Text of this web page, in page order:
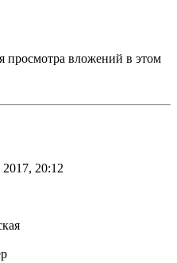
просмотра вложений в этом
2017, 20:12